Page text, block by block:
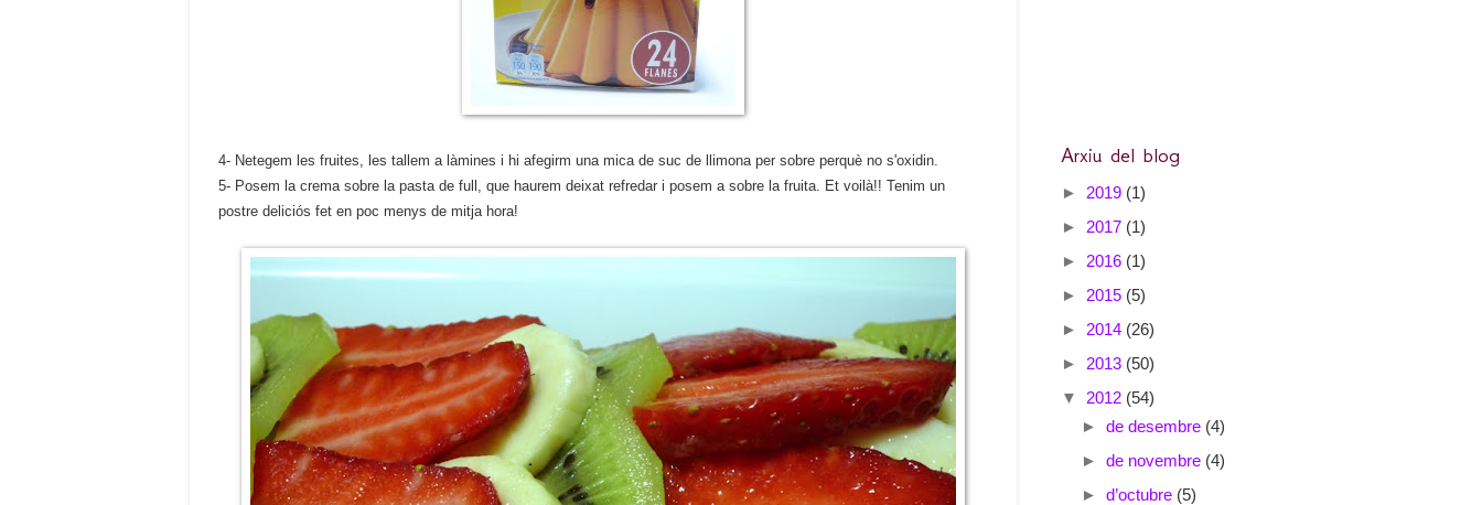
4- Netegem les fruites, les tallem a làmines i hi afegirm una mica de suc de llimona per sobre perquè no s'oxidin.
5- Posem la crema sobre la pasta de full, que haurem deixat refredar i posem a sobre la fruita. Et voilà!! Tenim un
postre deliciós fet en poc menys de mitja hora!
Arxiu del blog
► 2019 (1)
► 2017 (1)
► 2016 (1)
► 2015 (5)
► 2014 (26)
► 2013 (50)
▼ 2012 (54)
► de desembre (4)
► de novembre (4)
► d’octubre (5)